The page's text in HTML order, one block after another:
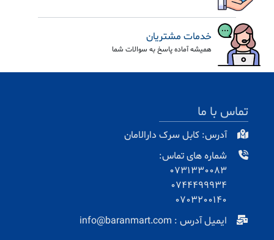
خدمات مشتریان
همیشه آماده پاسخ به سوالات شما
تماس با ما
آدرس: کابل سرک دارالامان
شماره های تماس:
0731330083
0744499934
0703200140
ایمیل آدرس : info@baranmart.com